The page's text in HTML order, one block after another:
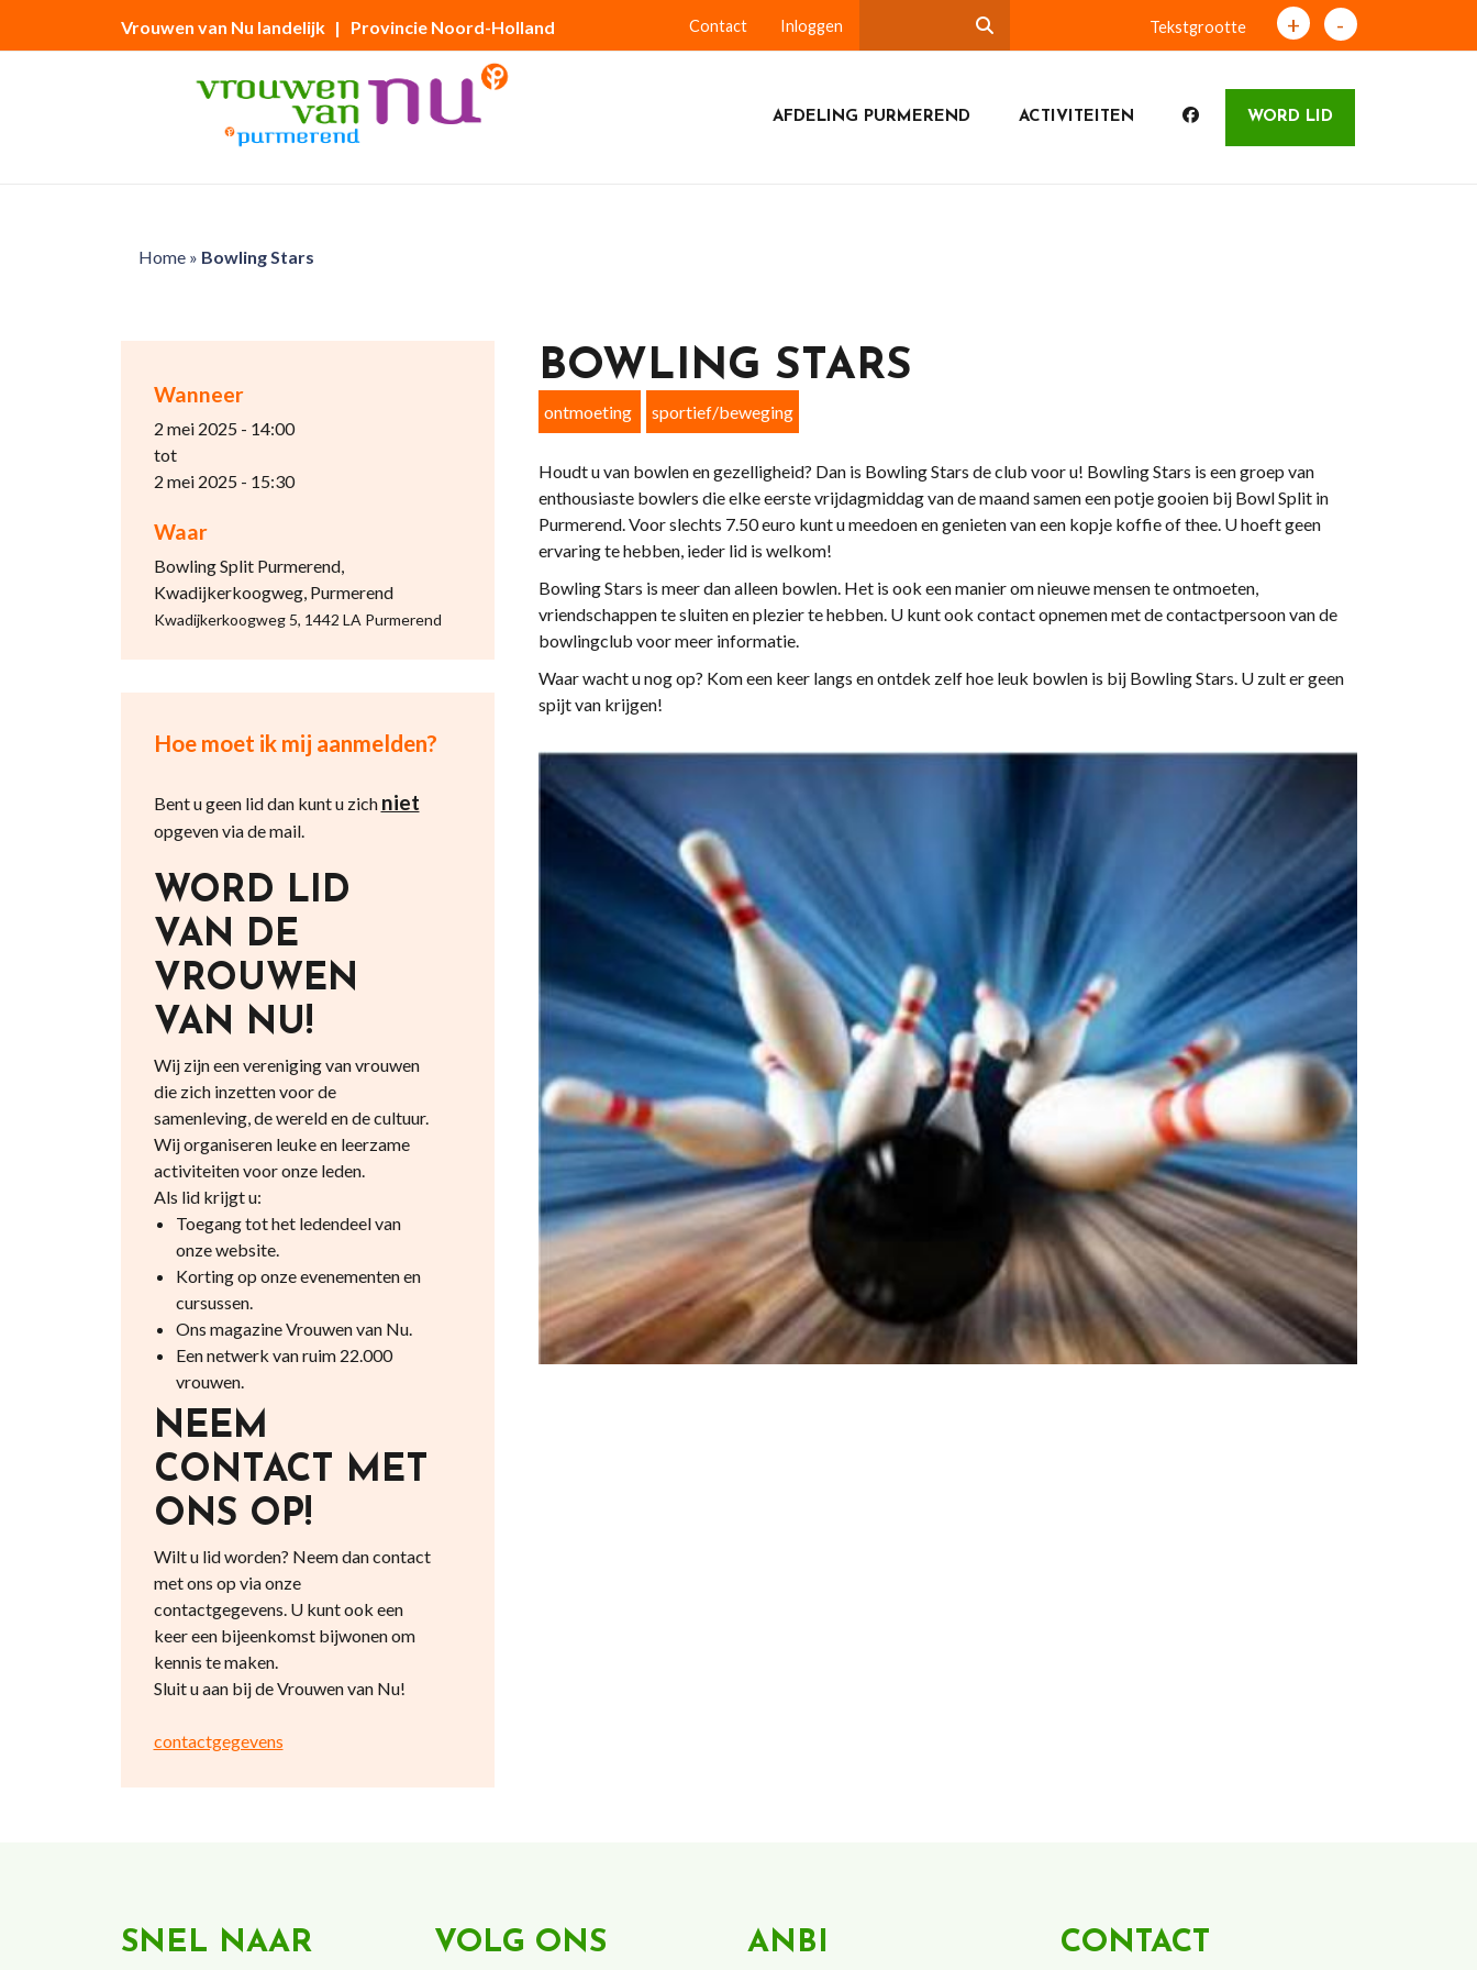
Vrouwen van Nu landelijk | Provincie Noord-Holland Contact Inloggen Tekstgrootte + -
AFDELING PURMEREND ACTIVITEITEN WORD LID
Home» Bowling Stars
Wanneer
2 mei 2025 - 14:00
tot
2 mei 2025 - 15:30
Waar
Bowling Split Purmerend,
Kwadijkerkoogweg, Purmerend
Kwadijkerkoogweg 5, 1442 LA Purmerend
Hoe moet ik mij aanmelden?
Bent u geen lid dan kunt u zich niet
opgeven via de mail.
WORD LID
VAN DE
VROUWEN
VAN NU!
Wij zijn een vereniging van vrouwen
die zich inzetten voor de
samenleving, de wereld en de cultuur.
Wij organiseren leuke en leerzame
activiteiten voor onze leden.
Als lid krijgt u:
Toegang tot het ledendeel van
onze website.
Korting op onze evenementen en
cursussen.
Ons magazine Vrouwen van Nu.
Een netwerk van ruim 22.000
vrouwen.
NEEM
CONTACT MET
ONS OP!
Wilt u lid worden? Neem dan contact
met ons op via onze
contactgegevens. U kunt ook een
keer een bijeenkomst bijwonen om
kennis te maken.
Sluit u aan bij de Vrouwen van Nu!
contactgegevens
BOWLING STARS
ontmoeting sportief/beweging
Houdt u van bowlen en gezelligheid? Dan is Bowling Stars de club voor u! Bowling Stars is een groep van
enthousiaste bowlers die elke eerste vrijdagmiddag van de maand samen een potje gooien bij Bowl Split in
Purmerend. Voor slechts 7.50 euro kunt u meedoen en genieten van een kopje koffie of thee. U hoeft geen
ervaring te hebben, ieder lid is welkom!
Bowling Stars is meer dan alleen bowlen. Het is ook een manier om nieuwe mensen te ontmoeten,
vriendschappen te sluiten en plezier te hebben. U kunt ook contact opnemen met de contactpersoon van de
bowlingclub voor meer informatie.
Waar wacht u nog op? Kom een keer langs en ontdek zelf hoe leuk bowlen is bij Bowling Stars. U zult er geen
spijt van krijgen!
SNEL NAAR VOLG ONS ANBI CONTACT